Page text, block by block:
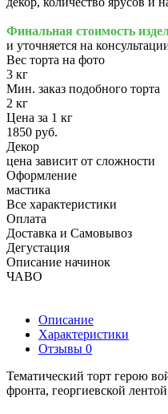
Финальная стоимость
и уточняется на
Вес торта на фото
3 кг
Мин. заказ подобного торта
2 кг
Цена за 1 кг
1850 руб.
Декор
цена зависит от сложности
Оформление
мастика
Все характеристики
Оплата
Доставка и Самовывоз
Дегустация
Описание начинок
ЧАВО
Описание
Характеристики
Отзывы 0
Тематический торт герою
фронта, георгиевской